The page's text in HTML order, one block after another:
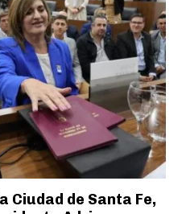
Ciudad de Santa Fe,